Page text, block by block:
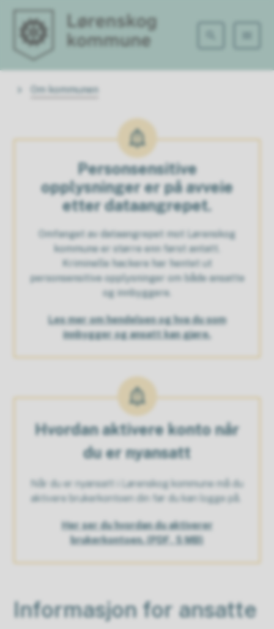
Lørenskog kommune
Du er her:
Om kommunen
Personsensitive
opplysninger er på avveie
etter dataangrepet.
Omfanget av dataangrepet mot Lørenskog
kommune er større enn først antatt.
Kriminelle hackere har hentet ut
personsensitive opplysninger om både ansatte
og innbyggere.
Les mer om hendelsen og hva du som
innbygger og ansatt kan gjøre.
Hvordan aktivere konto når
du er nyansatt
Når du er nyansatt i Lørenskog kommune må du
aktivere brukerkontoen din før du kan logge på.
Her ser du hvordan du aktiverer
brukerkontoen.(PDF, 5 MB)
Informasjon for ansatte